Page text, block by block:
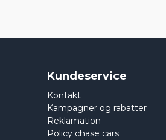
Kundeservice
Kontakt
Kampagner og rabatter
Reklamation
Policy chase cars